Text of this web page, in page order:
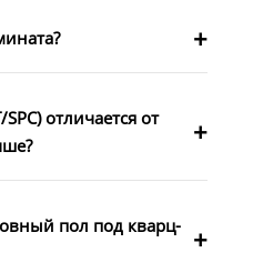
отличается от
пол под кварц-